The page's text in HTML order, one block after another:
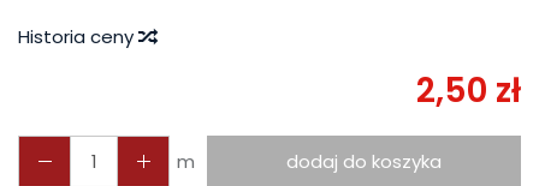
Historia ceny
2,50 zł
m dodaj do koszyka